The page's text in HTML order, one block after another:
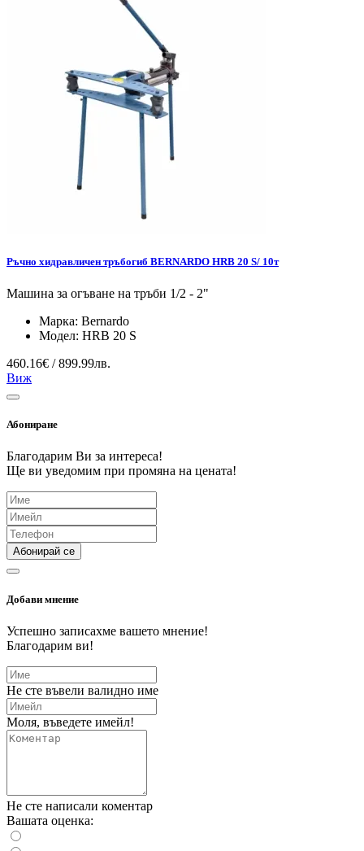
Ръчно хидравличен тръбогиб BERNARDO HRB 20 S/ 10т
Машина за огъване на тръби 1/2 - 2"
Марка: Bernardo
Модел: HRB 20 S
460.16€ / 899.99лв.
Виж
Абониране
Благодарим Ви за интереса!
Ще ви уведомим при промяна на цената!
Абонирай се
Добави мнение
Успешно записахме вашето мнение!
Благодарим ви!
Не сте въвели валидно име
Моля, въведете имейл!
Не сте написали коментар
Вашата оценка: